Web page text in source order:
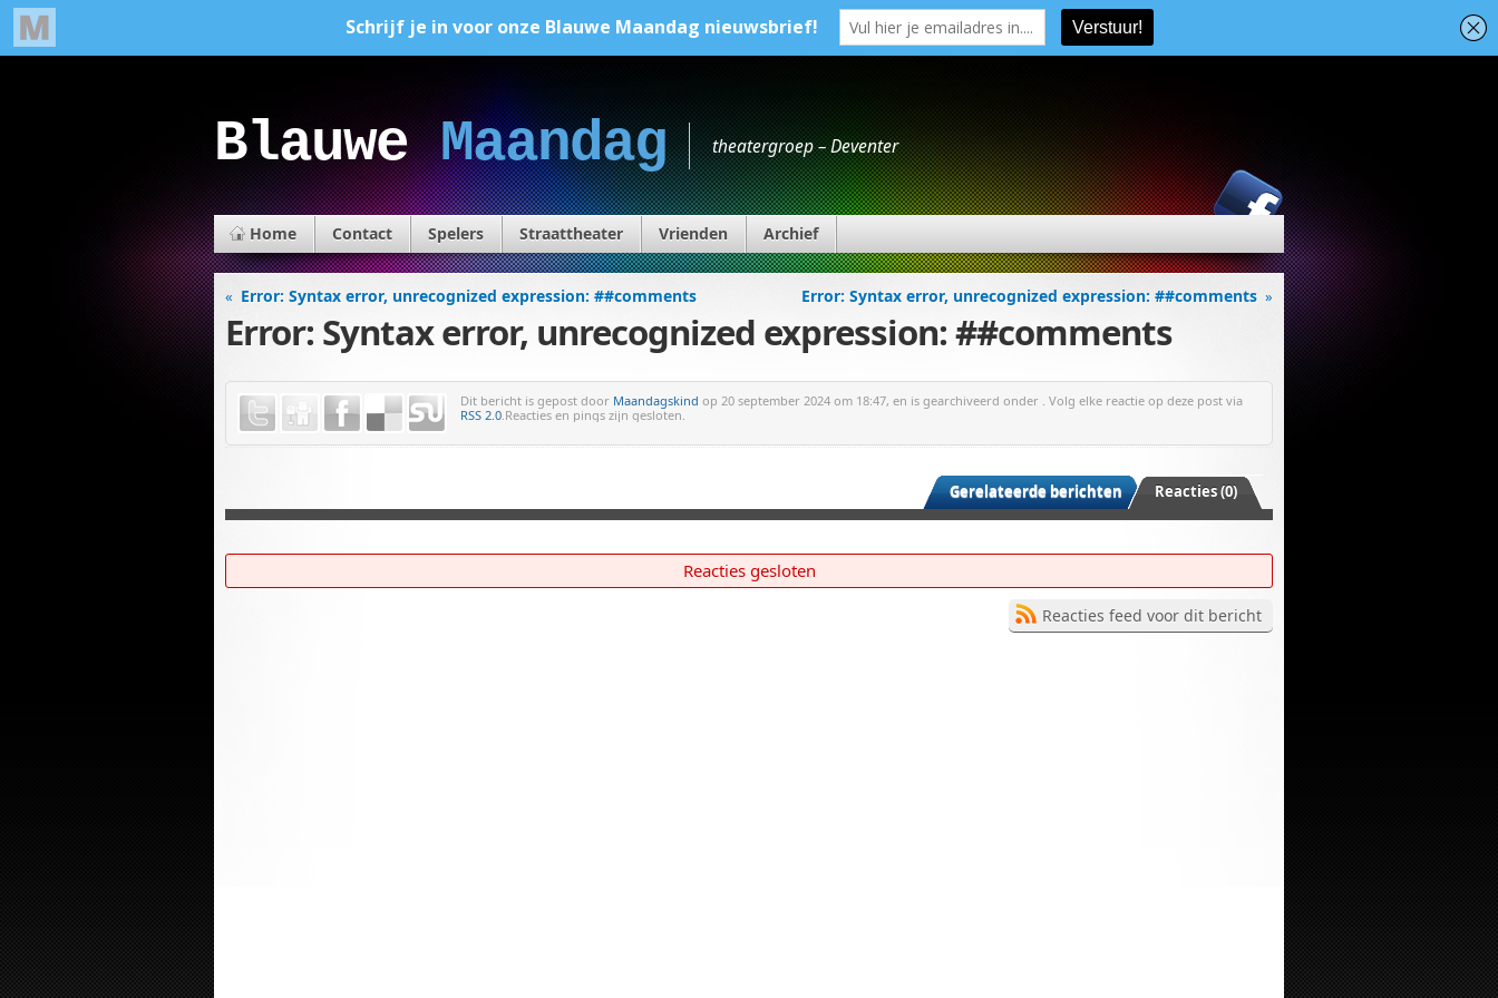
BlauweMaandag theatergroep – Deventer
Home Contact Spelers Straattheater Vrienden Archief
« Error: Syntax error, unrecognized expression: ##comments Error: Syntax error, unrecognized expression: ##comments »
Error: Syntax error, unrecognized expression: ##comments
Dit bericht is gepost door Maandagskind op 20 september 2024 om 18:47, en is gearchiveerd onder . Volg elke reactie op deze post via
RSS 2.0.Reacties en pings zijn gesloten.
Reacties (0)
Gerelateerde berichten
Reacties gesloten
Reacties feed voor dit bericht